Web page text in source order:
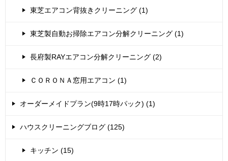
東芝エアコン背抜きクリーニング (1)
東芝製自動お掃除エアコン分解クリーニング (1)
長府製RAYエアコン分解クリーニング (2)
ＣＯＲＯＮＡ窓用エアコン (1)
オーダーメイドプラン(9時17時パック) (1)
ハウスクリーニングブログ (125)
キッチン (15)